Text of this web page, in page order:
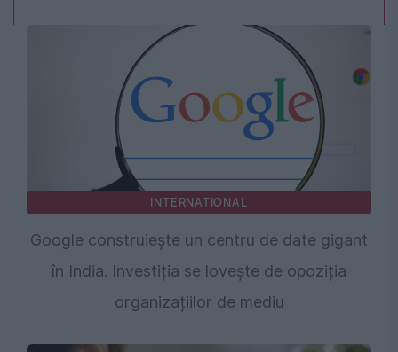
INTERNATIONAL
Google construiește un centru de date gigant
în India. Investiția se lovește de opoziția
organizațiilor de mediu